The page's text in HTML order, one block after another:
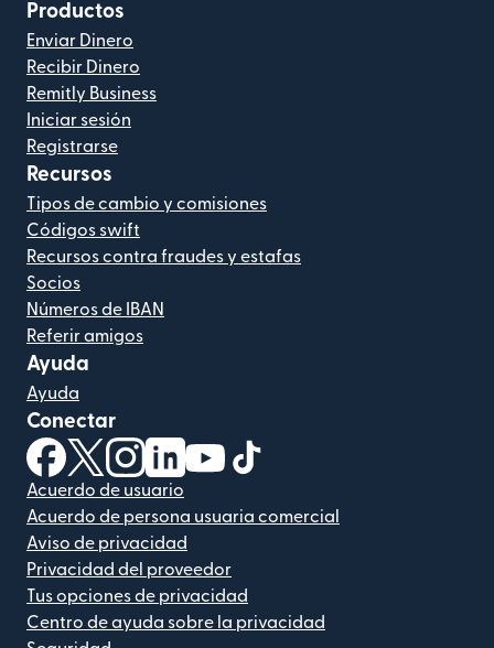
Productos
Enviar Dinero
Recibir Dinero
Remitly Business
Iniciar sesión
Registrarse
Recursos
Tipos de cambio y comisiones
Códigos swift
Recursos contra fraudes y estafas
Socios
Números de IBAN
Referir amigos
Ayuda
Ayuda
Conectar
(se abre en una ventana nueva)
(se abre en una ventana nueva)
(se abre en una ventana nueva)
(se abre en una ventana nueva)
(se abre en una ventana nueva)
Acuerdo de usuario
Acuerdo de persona usuaria comercial
Aviso de privacidad
Privacidad del proveedor
Tus opciones de privacidad
Centro de ayuda sobre la privacidad